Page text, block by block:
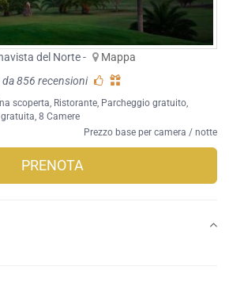
del Norte -
Mappa
856 recensioni
scoperta Ristorante Parcheggio gratuito
, 8 Camere
Prezzo base per camera / notte
PRENOTA